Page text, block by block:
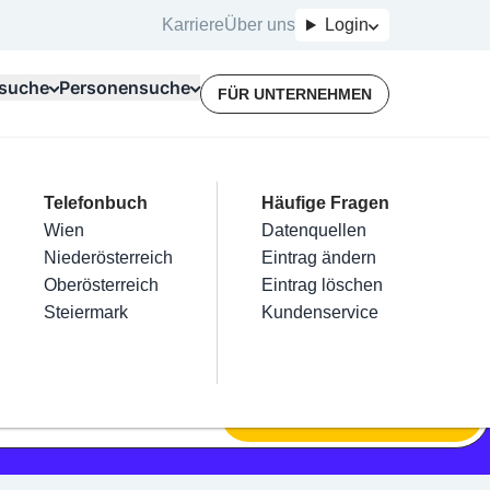
KarriereÜber uns Login
Kategorien
Friseur
Nägel
Haarentfernung
Make-Up
Für Unternehmer
Terminbuchung
Kostenlose Beratung
Top Branchen
Elektriker
Installateure
Maler & Lackierer
Branchen A-Z
Mein Firmeneintrag
Eintrag hinzufügen
Eintrag beanspruchen
Eintrag verwalten
Eintrag bewerben
Personensuche
Telefonbuch
Wien
Niederösterreich
Oberösterreich
Steiermark
Häufige Fragen
Datenquellen
Eintrag ändern
Eintrag löschen
Kundenservice
FÜR UNTERNEHMEN